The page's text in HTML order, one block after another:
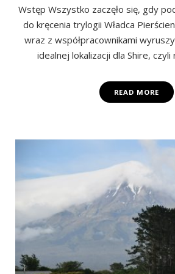
Wstęp Wszystko zaczęło się, gdy
do kręcenia trylogii Władca
wraz z współpracownikami
idealnej lokalizacji dla Shire,
READ MORE